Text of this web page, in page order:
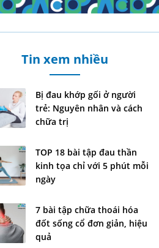
Tin xem nhiều
Bị đau khớp gối ở người
trẻ: Nguyên nhân và cách
chữa trị
TOP 18 bài tập đau thần
kinh tọa chỉ với 5 phút mỗi
ngày
7 bài tập chữa thoái hóa
đốt sống cổ đơn giản, hiệu
quả